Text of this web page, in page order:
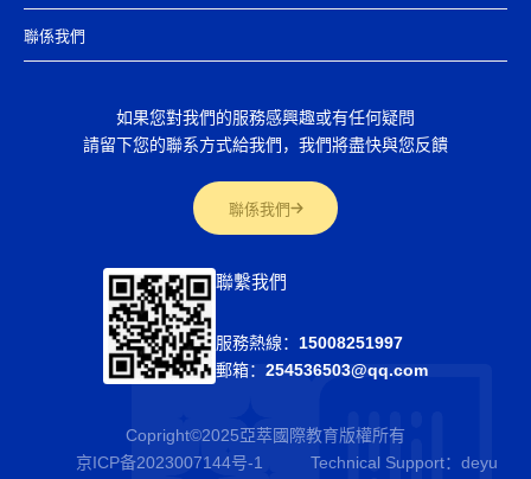
聯係我們
如果您對我們的服務感興趣或有任何疑問
請留下您的聯系方式給我們，我們將盡快與您反饋
聯係我們
聯繫我們
服務熱線： 15008251997
郵箱：254536503@qq.com
Copright©2025亞萃國際教育版權所有
京ICP备2023007144号-1
Technical Support： deyu